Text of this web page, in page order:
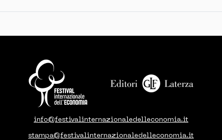
info@festivalinternazionaledelleconomia.it
stampa@festivalinternazionaledelleconomia.it